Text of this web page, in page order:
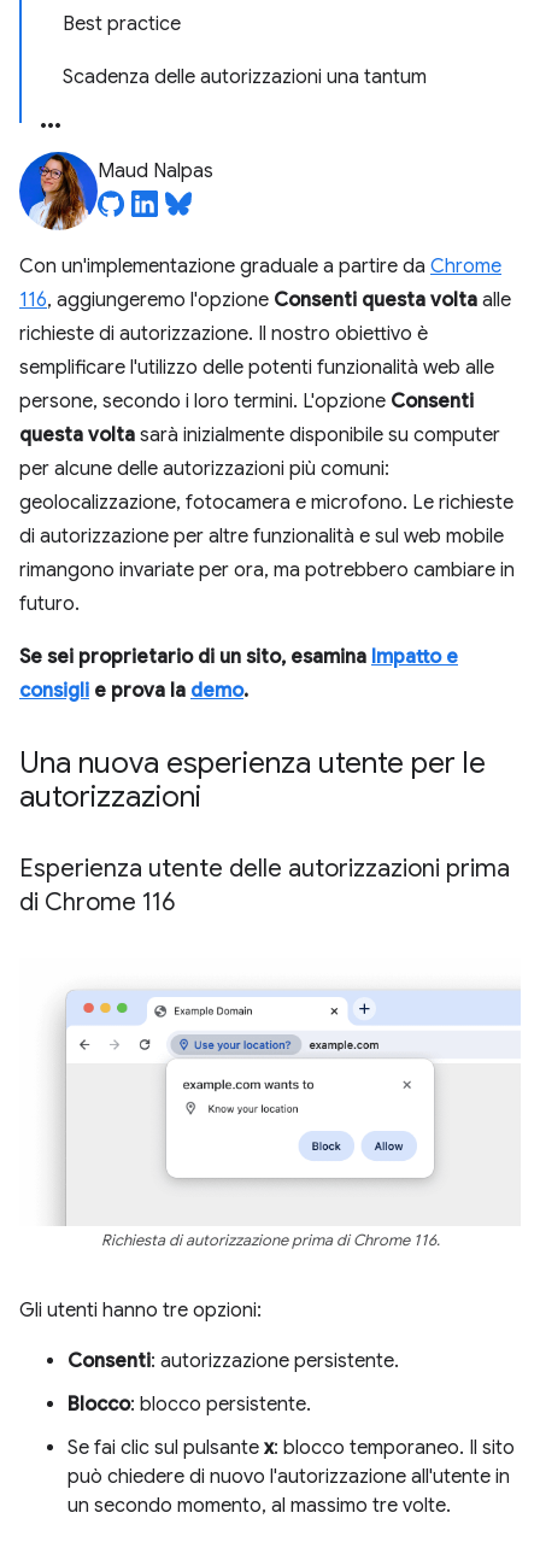
Best practice
Scadenza delle autorizzazioni una tantum
Maud Nalpas
Con un'implementazione graduale a partire da Chrome
116, aggiungeremo l'opzione Consenti questa volta alle
richieste di autorizzazione. Il nostro obiettivo è
semplificare l'utilizzo delle potenti funzionalità web alle
persone, secondo i loro termini. L'opzione Consenti
questa volta sarà inizialmente disponibile su computer
per alcune delle autorizzazioni più comuni:
geolocalizzazione, fotocamera e microfono. Le richieste
di autorizzazione per altre funzionalità e sul web mobile
rimangono invariate per ora, ma potrebbero cambiare in
futuro.
Se sei proprietario di un sito, esamina Impatto e
consigli e prova la demo.
Una nuova esperienza utente per le
autorizzazioni
Esperienza utente delle autorizzazioni prima
di Chrome 116
Richiesta di autorizzazione prima di Chrome 116.
Gli utenti hanno tre opzioni:
Consenti: autorizzazione persistente.
Blocco: blocco persistente.
Se fai clic sul pulsante x: blocco temporaneo. Il sito
può chiedere di nuovo l'autorizzazione all'utente in
un secondo momento, al massimo tre volte.